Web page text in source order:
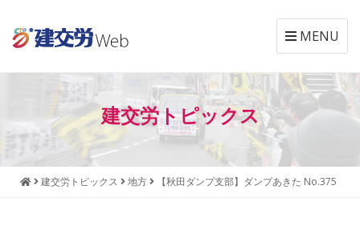
本
ン
メ
ジ
MENU
建交労トピックス
建交労トピックス 地方 【秋田ダンプ支部】ダンプあきた No.375